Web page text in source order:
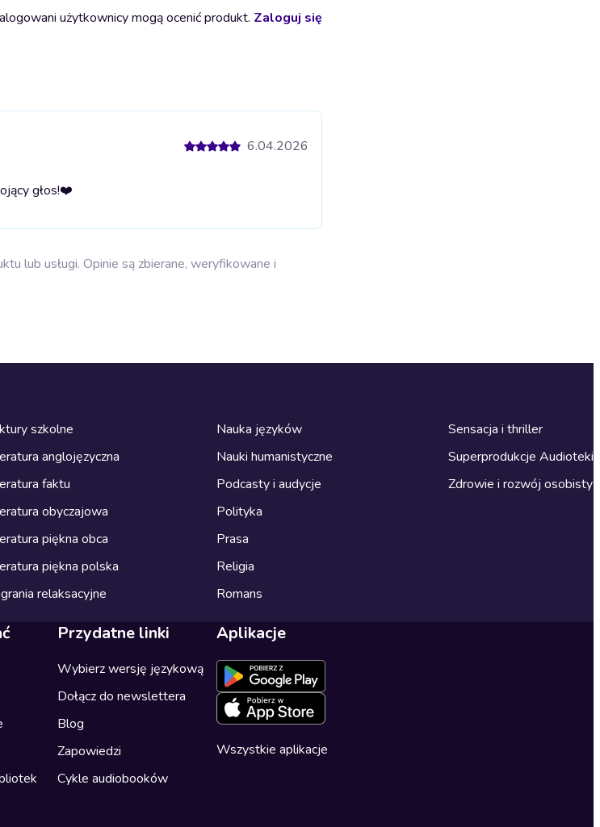
użytkownicy mogą ocenić produkt. Zaloguj się
6.04.2026
głos!❤️
lub usługi. Opinie są zbierane, weryfikowane i
szkolne
anglojęzyczna
faktu
obyczajowa
piękna obca
piękna polska
relaksacyjne
Nauka języków
Nauki humanistyczne
Podcasty i audycje
Polityka
Prasa
Religia
Romans
Sensacja i thriller
Superprodukcje Audioteki
Zdrowie i rozwój osobisty
Przydatne linki
Wybierz wersję językową
Dołącz do newslettera
Blog
Zapowiedzi
Cykle audiobooków
Aplikacje
Wszystkie aplikacje